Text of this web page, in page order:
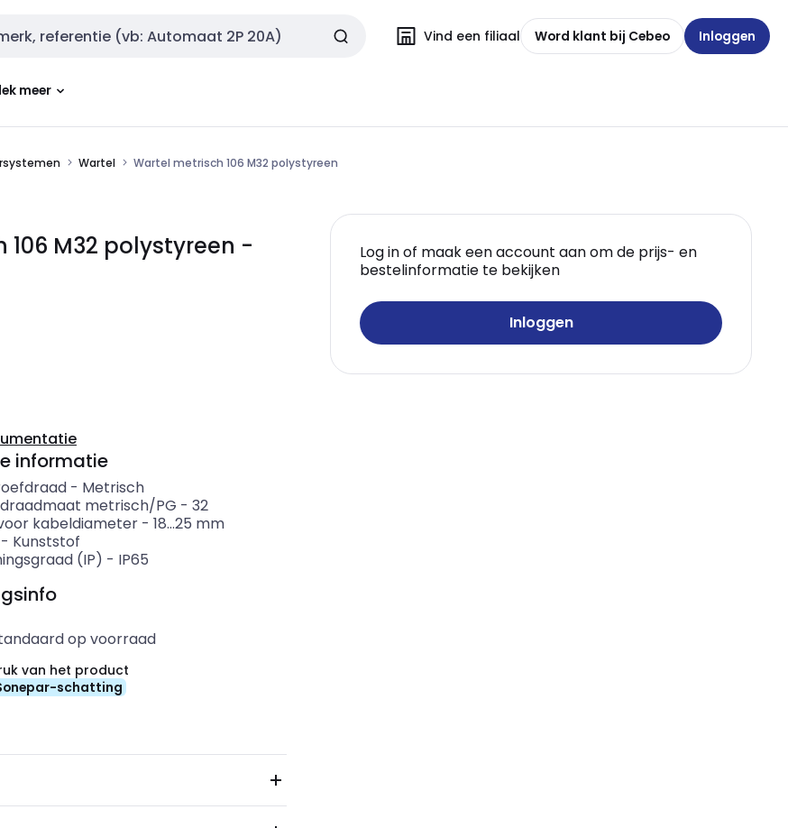
Vind een filiaal Word klant bij Cebeo Inloggen
meer
Wartel Wartel metrisch 106 M32 polystyreen
106 M32 polystyreen -
Log in of maak een account aan om de prijs- en
bestelinformatie te bekijken
Inloggen
informatie
- Metrisch
metrisch/PG - 32
kabeldiameter- 18...25 mm
Kunststof
(IP) - IP65
op voorraad
van het product
schatting